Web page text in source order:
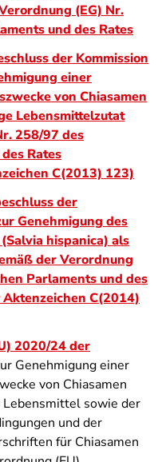
(EG) Nr.
und des Rates
der Kommission
einer
von Chiasamen
Lebensmittelzutat
258/97 des
Rates
C(2013) 123)
der
Genehmigung des
hispanica) als
der Verordnung
Parlaments und des
C(2014)
2020/24 der
Genehmigung einer
von Chiasamen
Lebensmittel sowie der
und der
für Chiasamen